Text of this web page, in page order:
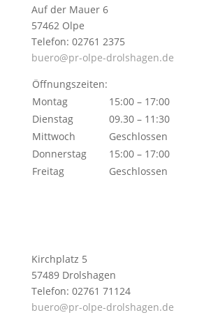
Auf der Mauer 6
57462 Olpe
Telefon: 02761 2375
buero@pr-olpe-drolshagen.de
Öffnungszeiten:
Montag
15:00 – 17:00
Dienstag
09.30 – 11:30
Mittwoch
Geschlossen
Donnerstag
15:00 – 17:00
Freitag
Geschlossen
Kirchplatz 5
57489 Drolshagen
Telefon: 02761 71124
buero@pr-olpe-drolshagen.de